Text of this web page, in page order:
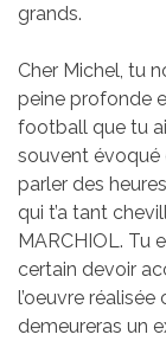
grands.
Cher Michel, tu
peine profonde
football que tu
souvent évoqué
parler des
qui t’a tant
MARCHIOL. Tu
certain devoir
l’oeuvre
demeureras un